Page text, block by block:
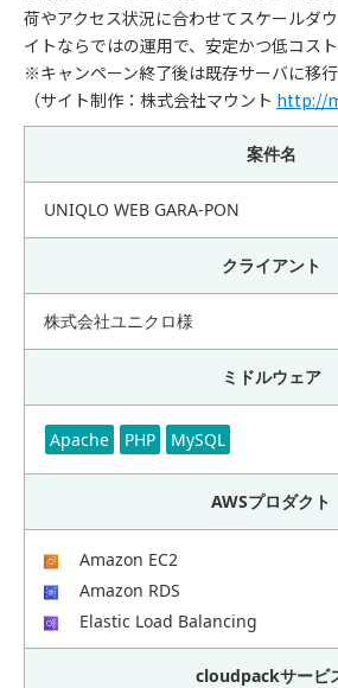
荷やアクセス状況に合わせてスケールダ
イトならではの運用で、安定かつ低コスト
※キャンペーン終了後は既存サーバに移行
（サイト制作：株式会社マウント http://
案件名
UNIQLO WEB GARA-PON
クライアント
株式会社ユニクロ様
ミドルウェア
Apache PHP MySQL
AWSプロダクト
Amazon EC2
Amazon RDS
Elastic Load Balancing
cloudpackサービ